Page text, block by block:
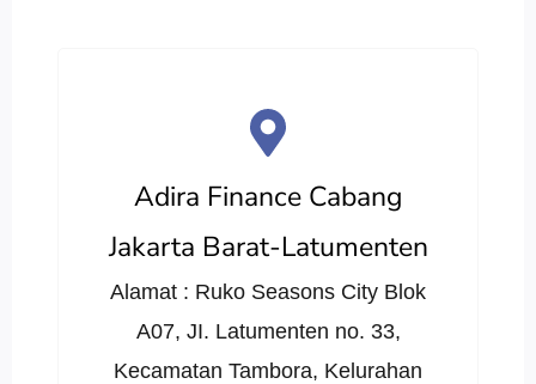
Adira Finance Cabang
Jakarta Barat-Latumenten
Alamat : Ruko Seasons City Blok
A07, JI. Latumenten no. 33,
Kecamatan Tambora, Kelurahan